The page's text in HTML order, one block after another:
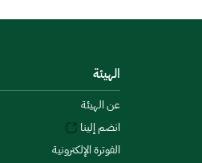
الهيئة
عن الهيئة
انضم إلينا
الفوترة الإلكترونية